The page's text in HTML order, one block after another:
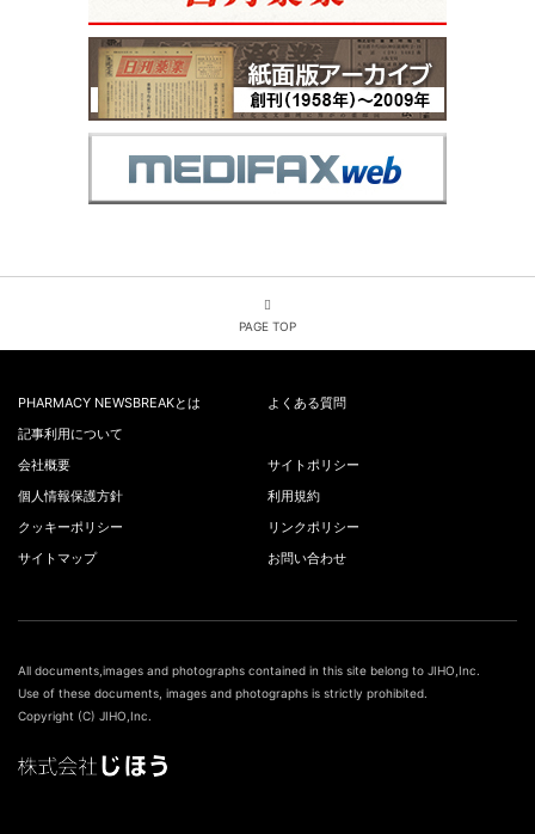
PAGE TOP
PHARMACY NEWSBREAKとは
よくある質問
記事利用について
会社概要
サイトポリシー
個人情報保護方針
利用規約
クッキーポリシー
リンクポリシー
サイトマップ
お問い合わせ
All documents,images and photographs contained in this site belong to JIHO,Inc.
Use of these documents, images and photographs is strictly prohibited.
Copyright (C) JIHO,Inc.